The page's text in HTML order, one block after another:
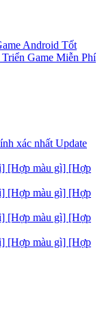
Android Tốt
Game Miễn Phí
xác nhất Update
[Hợp màu gì] [Hợp
[Hợp màu gì] [Hợp
[Hợp màu gì] [Hợp
[Hợp màu gì] [Hợp